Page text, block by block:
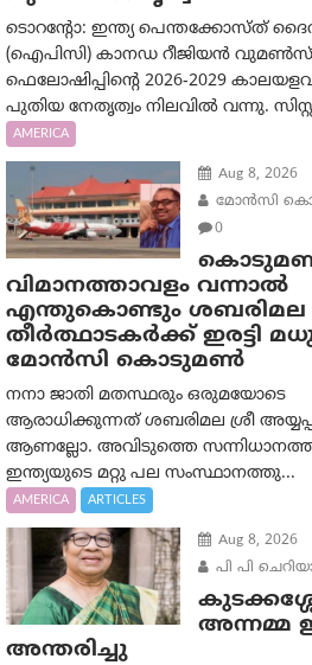
ടൊറന്റോ: ഇന്ത്യ പെന്തക്കോസ്ത്
(ഐപിസി) കാനഡ റീജിയൻ വുമൺസ്
ഫെലോഷിപ്പിന്റെ 2026-2029
പുതിയ നേതൃത്വം നിലവിൽ വന്നു.
AMERICA
Aug 8, 2026
മോൻസി
0
വിമാനത്താവളം വന്നാൽ
എന്തുകൊണ്ടും ശബരിമല
തീർത്ഥാടകർക്ക് ഇരട്ടി
മോൻസി കൊടുമൺ
നനാ ജാതി മതസ്ഥരും ഒരുമയോടെ
ആരാധിക്കുന്നത് ശബരിമല ശ്രീ
ആണല്ലോ. അവിടുത്തെ
ഇന്ത്യയുടെ മറ്റു പല സംസ്ഥാനത്തു...
AMERICA ARTICLES
Aug 8, 2026
പി പി
അന്നമ്മ
അന്തരിച്ചു